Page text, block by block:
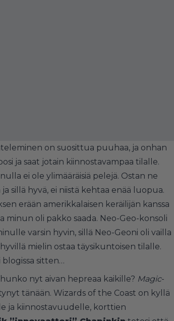
on suosittua puuhaa, ja onhan
ja saat jotain kiinnostavampaa tilalle.
ei ole ylimääräisiä pelejä. Ostan ne
sillä hyvä, ei niistä kehtaa enää luopua.
erään amerikkalaisen keräilijän kanssa
minun oli pakko saada. Neo-Geo-konsoli
varsin hyvin, sillä Neo-Geoni oli vailla
mielin ostaa täysikuntoisen tilalle.
blogissa sitten…
nyt aivan hepreaa kaikille? Magic-
tänään. Wizards of the Coast on kyllä
ja kiinnostavuudelle, korttien